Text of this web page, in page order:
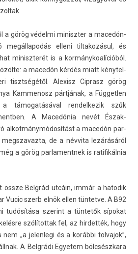
a görög védelmi miniszt­er a macedón-
megál­lapodás el­leni til­takozásul, és
miniszterét is a kor­mánykoalícióból.
a macedón kérdés miatt kénytel­
tisztségétől. Al­exisz Cip­rasz görög
Kam­menosz pártjának, a Füg­getl­en
a támogatásával re­ndel­kezik szűk
A Macedónia nevét Észak-
al­kot­mánymódosítást a macedón par­
de a névvita lezárásáról
a görög par­lamentnek is ratifikál­nia
össze Belgrád utcáin, immár a hatodik
Vucic szerb elnök ellen tün­tetve. A B92
tudósítása szerint a tüntetők sípokat
szólítot­tak fel, az hir­dették, hogy
nem „a jelen­legi és a korábbi tol­vajok”,
A Belgrádi Egyetem bölcsészkara